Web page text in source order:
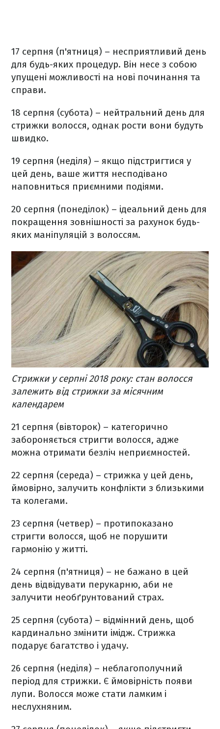
17 серпня (п'ятниця) – несприятливий день
для будь-яких процедур. Він несе з собою
упущені можливості на нові починання та
справи.
18 серпня (субота) – нейтральний день для
стрижки волосся, однак рости вони будуть
швидко.
19 серпня (неділя) – якщо підстригтися у
цей день, ваше життя несподівано
наповниться приємними подіями.
20 серпня (понеділок) – ідеальний день для
покращення зовнішності за рахунок будь-
яких маніпуляцій з волоссям.
Стрижки у серпні 2018 року: стан волосся
залежить від стрижки за місячним
календарем
21 серпня (вівторок) – категорично
забороняється стригти волосся, адже
можна отримати безліч неприємностей.
22 серпня (середа) – стрижка у цей день,
ймовірно, залучить конфлікти з близькими
та колегами.
23 серпня (четвер) – протипоказано
стригти волосся, щоб не порушити
гармонію у житті.
24 серпня (п'ятниця) – не бажано в цей
день відвідувати перукарню, аби не
залучити необґрунтований страх.
25 серпня (субота) – відмінний день, щоб
кардинально змінити імідж. Стрижка
подарує багатство і удачу.
26 серпня (неділя) – неблагополучний
період для стрижки. Є ймовірність появи
лупи. Волосся може стати ламким і
неслухняним.